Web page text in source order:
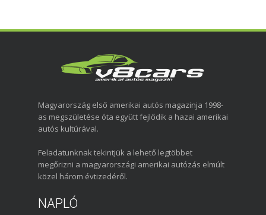
Magyarország első amerikai autós magazinja 1998-
as megszületése óta együtt fejlődik a hazai amerikai
autós kultúrával.
Feladatunknak tekintjük a lehető legtöbbet
megőrizni a magyarországi amerikai autózás elmúlt
közel három évtizedéről.
NAPLÓ